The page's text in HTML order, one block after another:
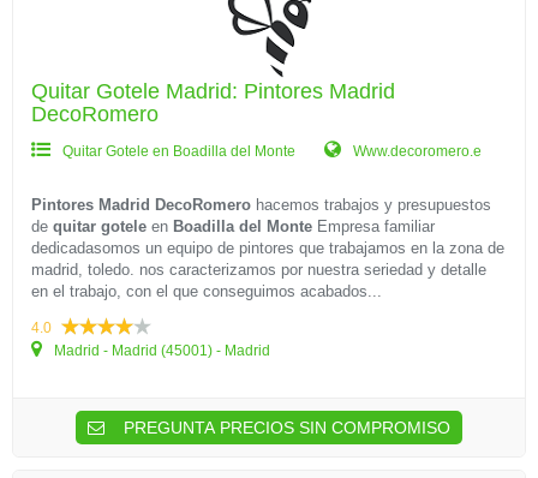
Quitar Gotele Madrid: Pintores Madrid
DecoRomero
Quitar Gotele en Boadilla del Monte Www.decoromero.e
Pintores Madrid DecoRomero hacemos trabajos y presupuestos
de quitar gotele en Boadilla del Monte Empresa familiar
dedicadasomos un equipo de pintores que trabajamos en la zona de
madrid, toledo. nos caracterizamos por nuestra seriedad y detalle
en el trabajo, con el que conseguimos acabados...
4.0
Madrid - Madrid (45001) - Madrid
PREGUNTA PRECIOS SIN COMPROMISO